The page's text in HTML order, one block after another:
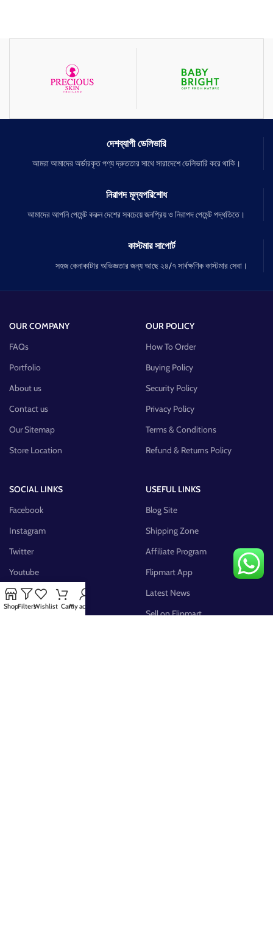
দেশব্যাপী ডেলিভারি
আমরা আমাদের অর্ডারকৃত পণ্য দ্রুততার সাথে সারাদেশে ডেলিভারি করে থাকি।
নিরাপদ মূল্যপরিশোধ
আমাদের আপনি পেমেন্ট করুন দেশের সবচেয়ে জনপ্রিয় ও নিরাপদ পেমেন্ট পদ্ধতিতে।
কাস্টমার সাপোর্ট
সহজ কেনাকাটার অভিজ্ঞতার জন্য আছে ২৪/৭ সার্বক্ষণিক কাস্টমার সেবা।
OUR COMPANY
FAQs
Portfolio
About us
Contact us
Our Sitemap
Store Location
OUR POLICY
How To Order
Buying Policy
Security Policy
Privacy Policy
Terms & Conditions
Refund & Returns Policy
SOCIAL LINKS
Facebook
Instagram
Twitter
Youtube
Pinterest
FB Group
USEFUL LINKS
Blog Site
Shipping Zone
Affiliate Program
Flipmart App
Latest News
Sell on Flipmart
ShopFiltersWishlist CartMy account